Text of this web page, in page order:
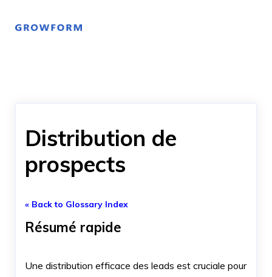
Distribution de
prospects
« Back to Glossary Index
Résumé rapide
Une distribution efficace des leads est cruciale pour